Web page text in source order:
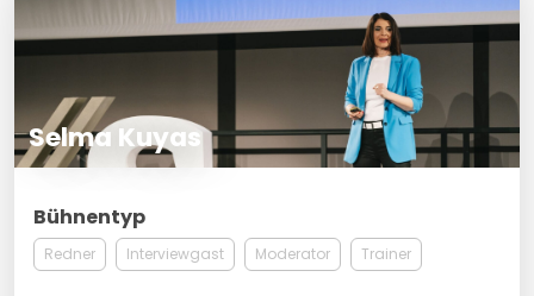
Selma Kuyas
Bühnentyp
Redner Interviewgast Moderator Trainer